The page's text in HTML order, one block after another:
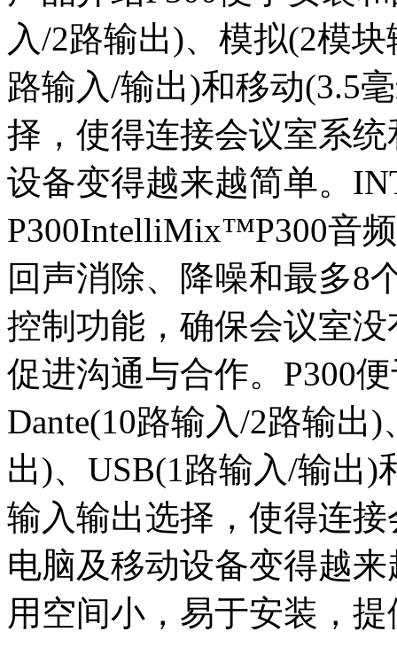
入/2路输出)、模拟(2模
路输入/输出)和移动(3.5
择，使得连接会议室系
设备变得越来越简单。
P300IntelliMix™P300音
回声消除、降噪和最多8
控制功能，确保会议室
促进沟通与合作。P300
Dante(10路输入/2路输出
出)、USB(1路输入/输出)
输入输出选择，使得连
电脑及移动设备变得越
用空间小，易于安装，